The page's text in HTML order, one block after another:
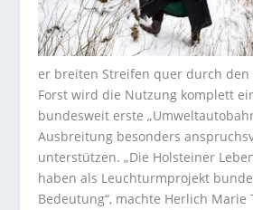
er breiten Streifen quer durch
Forst wird die Nutzung komplett
bundesweit erste
Ausbreitung besonders
unterstützen. „Die Holsteiner
haben als Leuchturmprojekt
Bedeutung“, machte Herlich Marie